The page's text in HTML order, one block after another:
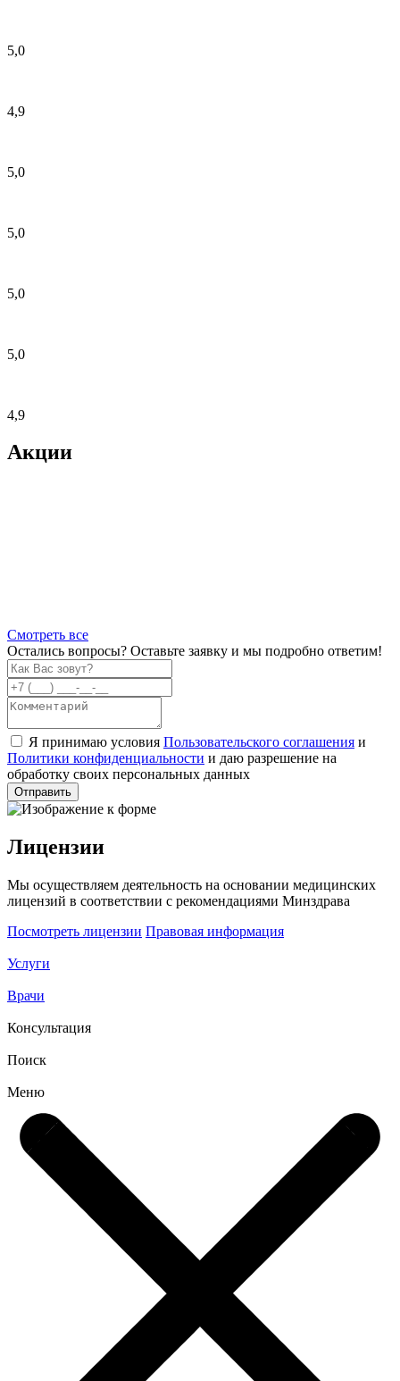
5,0
4,9
5,0
5,0
5,0
5,0
4,9
Акции
Смотреть все
Остались вопросы? Оставьте заявку и мы подробно ответим!
Я принимаю условия Пользовательского соглашения и
Политики конфиденциальности и даю разрешение на
обработку своих персональных данных
Лицензии
Мы осуществляем деятельность на основании медицинских
лицензий в соответствии с рекомендациями Минздрава
Посмотреть лицензии Правовая информация
Услуги
Врачи
Консультация
Поиск
Меню